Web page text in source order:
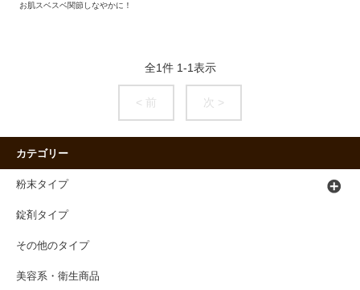
お肌スベスベ関節しなやかに！
全1件 1-1表示
< 前 次 >
カテゴリー
粉末タイプ
錠剤タイプ
その他のタイプ
美容系・衛生商品